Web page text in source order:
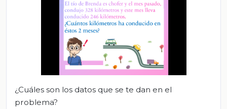
¿Cuáles son los datos que se te dan en el
problema?